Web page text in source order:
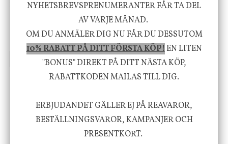
House Doctor
Skål, Hands marmor
635 kr795 kr
KÖP
Nicolas Vahé
Serveringsfat, Ostron,
Stengods
415 kr
INFO KÖP
Vi vill förmedla känsla, upplevelse och
välbefinnande för dig och ditt hem! Med
inspiration från naturen och dess färgpalett
NYHETSBREVSPRENUMERANTER FÅR TA DEL
AV VARJE MÅNAD.
OM DU ANMÄLER DIG NU FÅR DU DESSUTOM
10% RABATT PÅ DITT FÖRSTA KÖP!EN LITEN
"BONUS" DIREKT PÅ DITT NÄSTA KÖP,
RABATTKODEN MAILAS TILL DIG.
ERBJUDANDET GÄLLER EJ PÅ REAVAROR,
BESTÄLLNINGSVAROR, KAMPANJER OCH
PRESENTKORT.